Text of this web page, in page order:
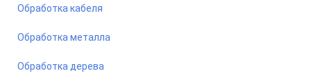
Обработка кабеля
Обработка металла
Обработка дерева